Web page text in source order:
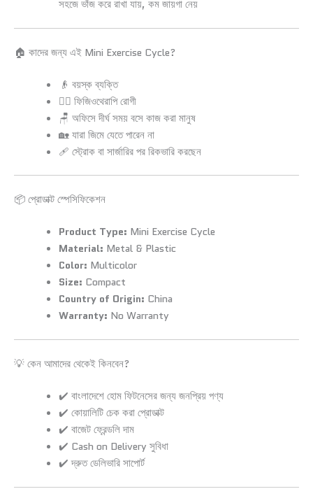
সহজে ভাঁজ করে রাখা যায়, কম জায়গা নেয়
🏠 কাদের জন্য এই Mini Exercise Cycle?
👴 বয়স্ক ব্যক্তি
🧑‍⚕️ ফিজিওথেরাপি রোগী
🪑 অফিসে দীর্ঘ সময় বসে কাজ করা মানুষ
🏡 যারা জিমে যেতে পারেন না
🩹 স্ট্রোক বা সার্জারির পর রিকভারি করছেন
📦 প্রোডাক্ট স্পেসিফিকেশন
Product Type: Mini Exercise Cycle
Material: Metal & Plastic
Color: Multicolor
Size: Compact
Country of Origin: China
Warranty: No Warranty
💡 কেন আমাদের থেকেই কিনবেন?
✔️ বাংলাদেশে হোম ফিটনেসের জন্য জনপ্রিয় পণ্য
✔️ কোয়ালিটি চেক করা প্রোডাক্ট
✔️ বাজেট ফ্রেন্ডলি দাম
✔️ Cash on Delivery সুবিধা
✔️ দ্রুত ডেলিভারি সাপোর্ট